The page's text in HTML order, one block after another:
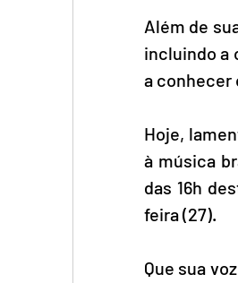
Além de
incluindo a
a conhecer
Hoje,
à música
das 16h
feira (27).
Que sua